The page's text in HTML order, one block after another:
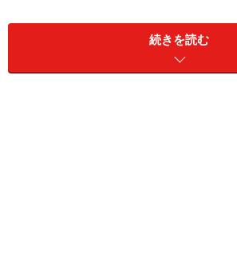
弔辞を頼まれたら断らない。遺
続きを読む